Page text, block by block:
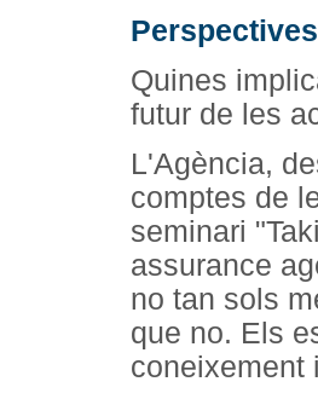
Quines
futur de les
L'Agència,
comptes de
seminari
assurance
no tan sols
que no. Els
coneixement